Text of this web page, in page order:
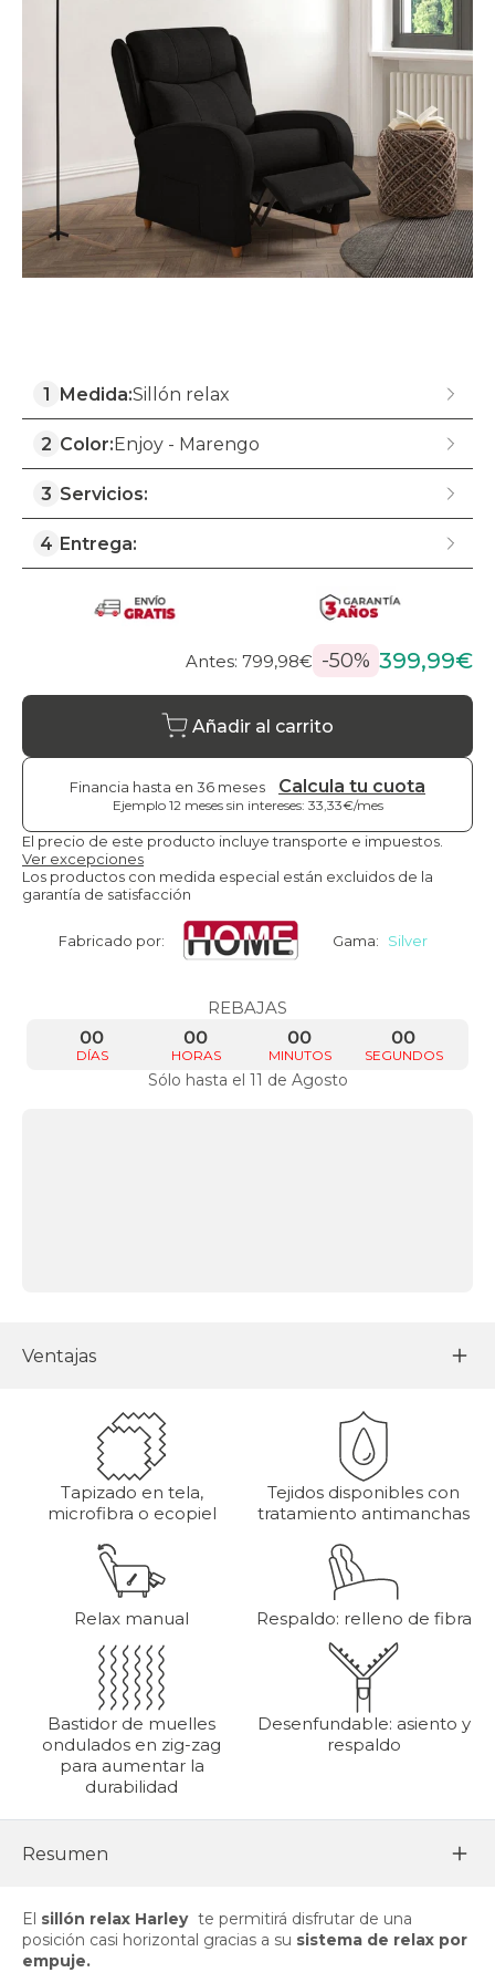
1 Medida:Sillón relax
2 Color: Enjoy - Marengo
3 Servicios:
4 Entrega:
Antes: 799,98€ -50% 399,99€
Añadir al carrito
Financia hasta en 36 meses Calcula tu cuota
Ejemplo 12 meses sin intereses: 33,33€/mes
El precio de este producto incluye transporte e impuestos.
Ver excepciones
Los productos con medida especial están excluidos de la
garantía de satisfacción
Fabricado por: Gama: Silver
REBAJAS
DÍAS
00
HORAS
00
MINUTOS
00
SEGUNDOS
00
Sólo hasta el 11 de Agosto
Ventajas
Tapizado en tela,
microfibra o ecopiel
Tejidos disponibles con
tratamiento antimanchas
Relax manual Respaldo: relleno de fibra
Bastidor de muelles
ondulados en zig-zag
para aumentar la
durabilidad
Desenfundable: asiento y
respaldo
Resumen
El sillón relax Harley te permitirá disfrutar de una
posición casi horizontal gracias a su sistema de relax por
empuje.